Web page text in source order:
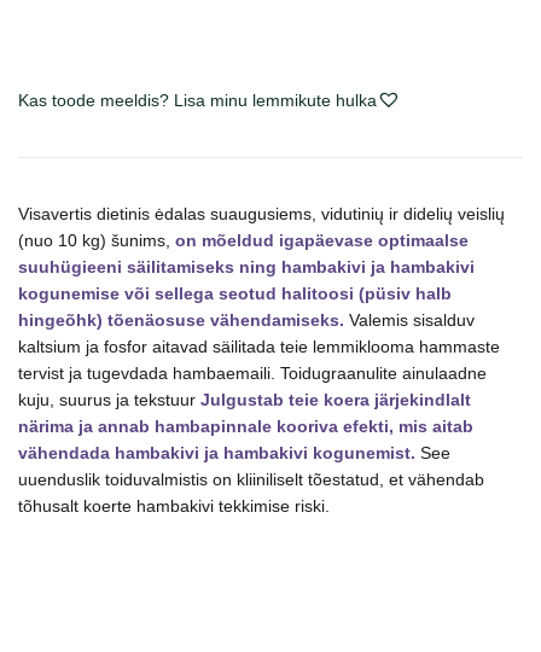
Large
šunims
6
kg
kogus
Kas toode meeldis? Lisa minu lemmikute hulka
Visavertis dietinis ėdalas suaugusiems, vidutinių ir didelių veislių
(nuo 10 kg) šunims, on mõeldud igapäevase optimaalse
suuhügieeni säilitamiseks ning hambakivi ja hambakivi
kogunemise või sellega seotud halitoosi (püsiv halb
hingeõhk) tõenäosuse vähendamiseks. Valemis sisalduv
kaltsium ja fosfor aitavad säilitada teie lemmiklooma hammaste
tervist ja tugevdada hambaemaili. Toidugraanulite ainulaadne
kuju, suurus ja tekstuur Julgustab teie koera järjekindlalt
närima ja annab hambapinnale kooriva efekti, mis aitab
vähendada hambakivi ja hambakivi kogunemist. See
uuenduslik toiduvalmistis on kliiniliselt tõestatud, et vähendab
tõhusalt koerte hambakivi tekkimise riski.